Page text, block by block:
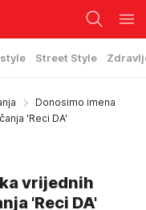
Street Style
Donosimo imena
'Reci DA'
vrijednih
'Reci DA'